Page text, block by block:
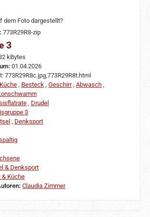
dem Foto dargestellt?
773R29R8-zip
3
kBytes
01.04.2026
773R29R8c.jpg,773R29R8t.html
Küche Besteck Geschirr, Abwasch
Drudel
3
Denksport
& Denksport
& Küche
Claudia Zimmer